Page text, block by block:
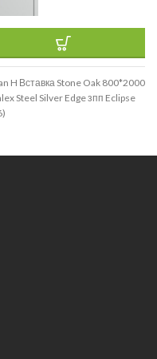
H Вставка Stone Oak 800*2000
Steel Silver Edge зпп Eclipse